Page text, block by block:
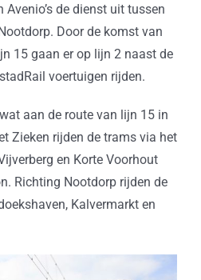
de dienst uit tussen
Door de komst van
15 gaan er op lijn 2 naast de
voertuigen rijden.
aan de route van lijn 15 in
Zieken rijden de trams via het
en Korte Voorhout
Richting Nootdorp rijden de
Kalvermarkt en